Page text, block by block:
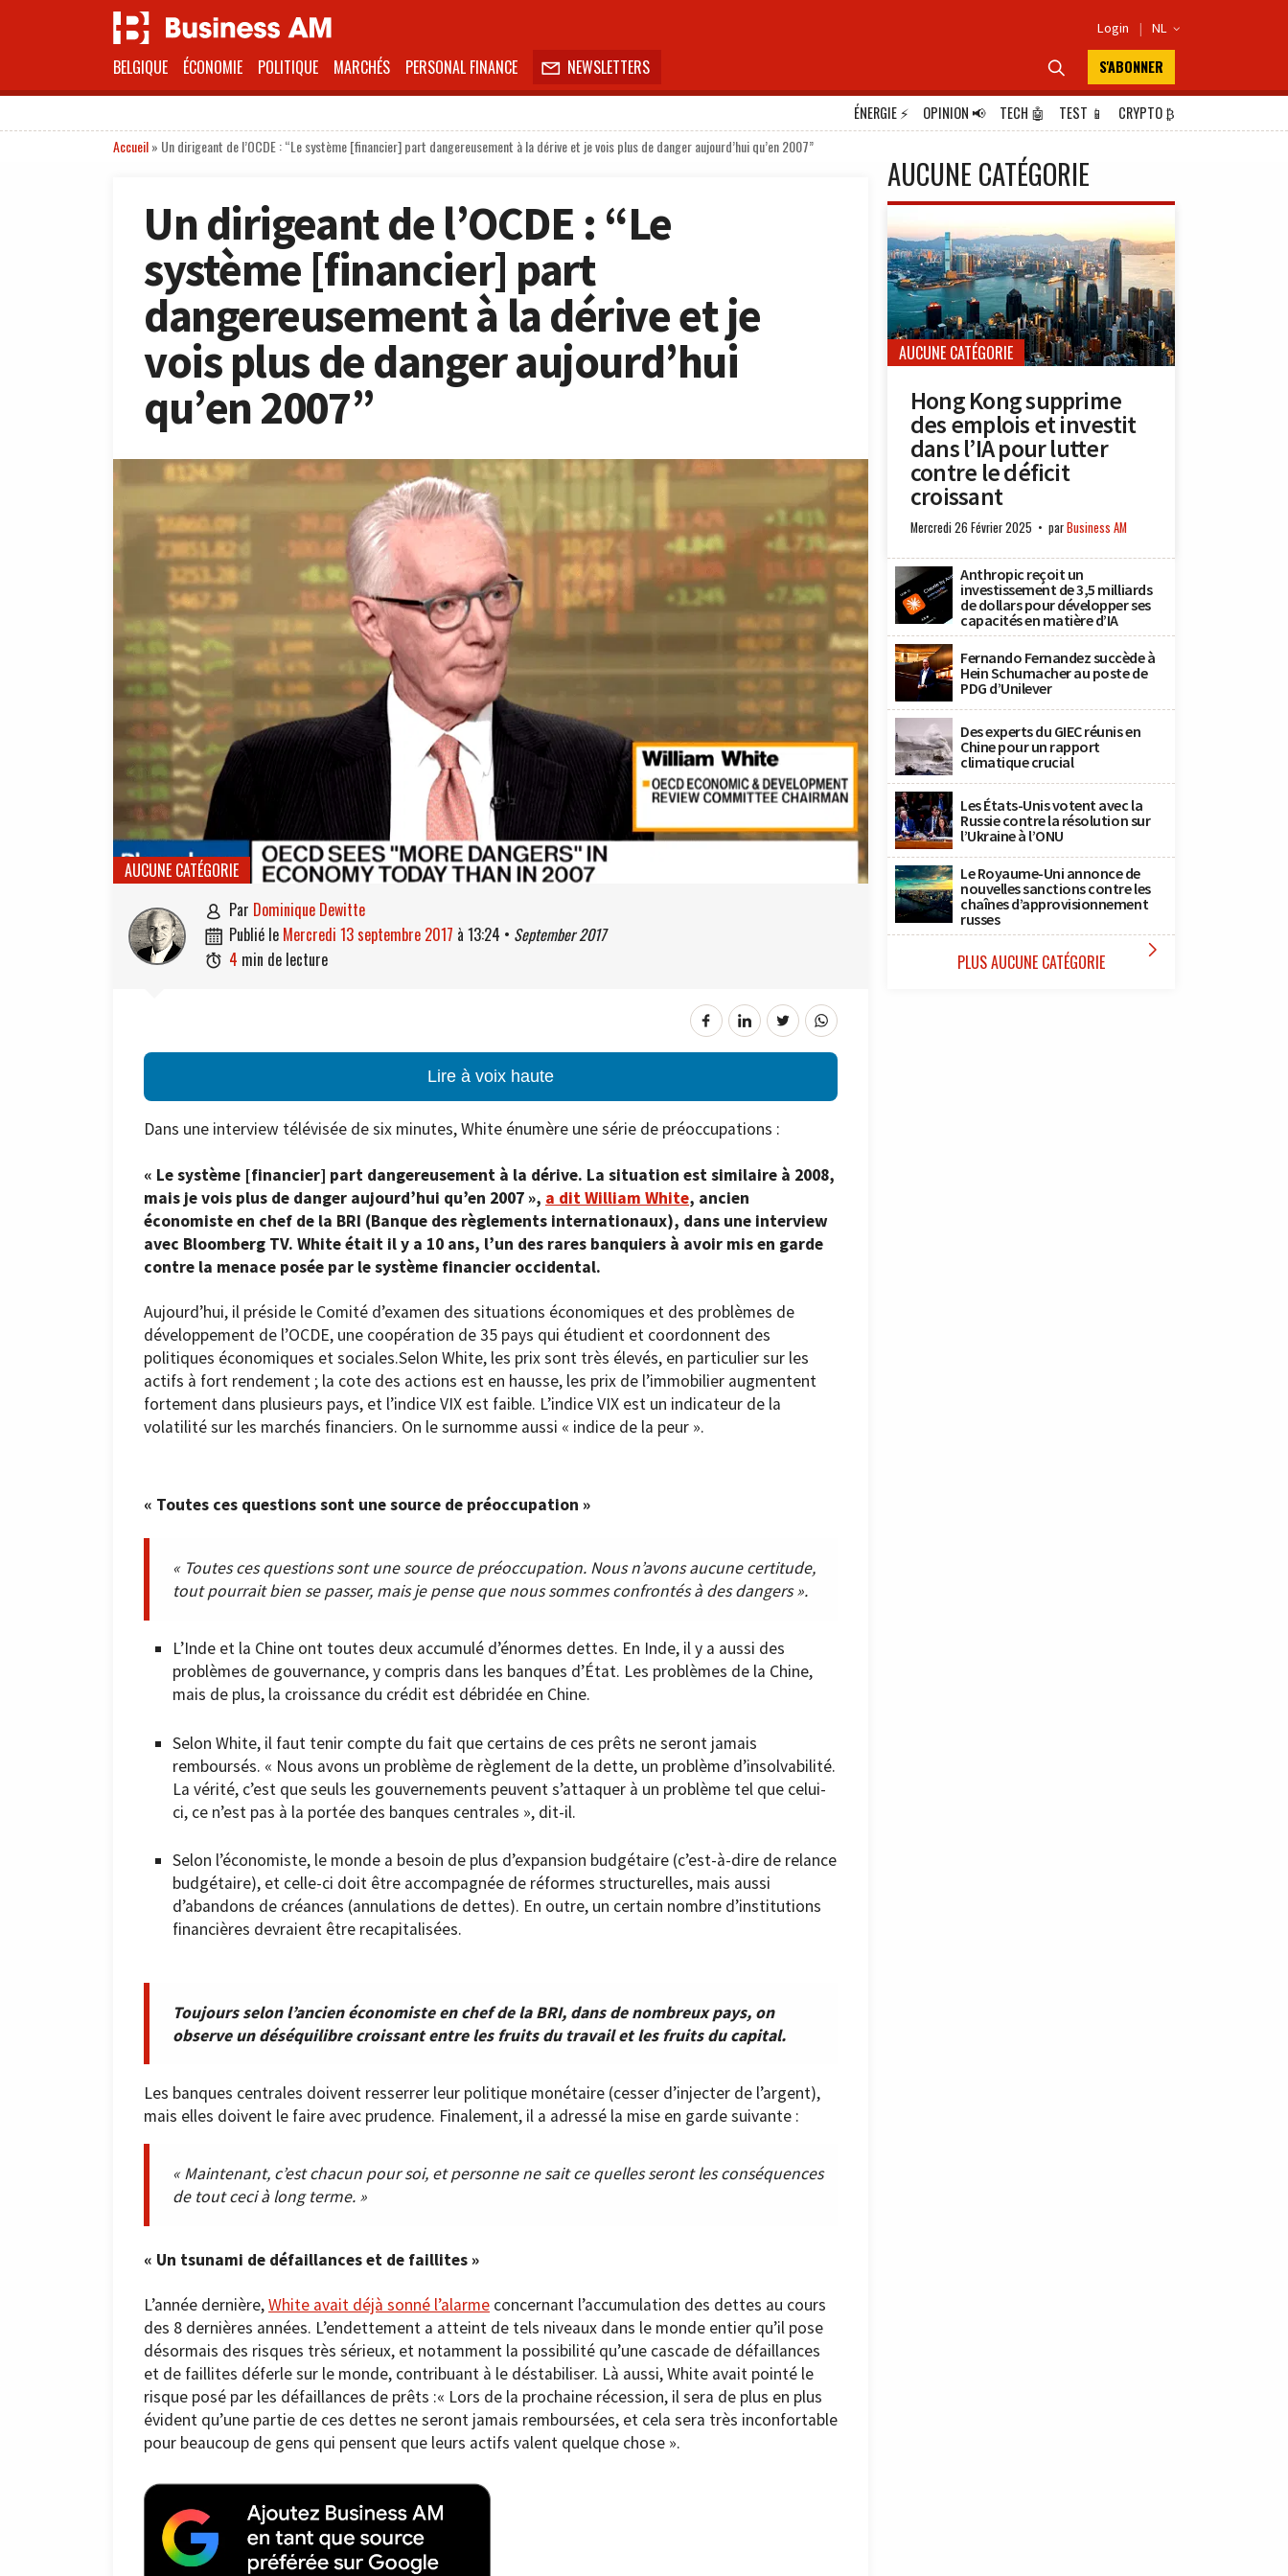
Login | NL 
BELGIQUE ÉCONOMIE POLITIQUE MARCHÉS PERSONAL FINANCE  NEWSLETTERS  S'ABONNER
ÉNERGIE⚡ OPINION📢 TECH 🤖 TEST 📱 CRYPTO₿
Accueil» Un dirigeant de l’OCDE : “Le système [financier] part dangereusement à la dérive et je vois plus de danger aujourd’hui qu’en 2007”
Un dirigeant de l’OCDE : “Le
système [financier] part
dangereusement à la dérive et je
vois plus de danger aujourd’hui
qu’en 2007”
AUCUNE CATÉGORIE
 par Dominique Dewitte
 publié le mercredi 13 septembre 2017 à 13:24 • September 2017
 4 min de lecture
Lire à voix haute
Dans une interview télévisée de six minutes, White énumère une série de préoccupations :
« Le système [financier] part dangereusement à la dérive. La situation est similaire à 2008,
mais je vois plus de danger aujourd’hui qu’en 2007 », a dit William White, ancien
économiste en chef de la BRI (Banque des règlements internationaux), dans une interview
avec Bloomberg TV. White était il y a 10 ans, l’un des rares banquiers à avoir mis en garde
contre la menace posée par le système financier occidental.
Aujourd’hui, il préside le Comité d’examen des situations économiques et des problèmes de
développement de l’OCDE, une coopération de 35 pays qui étudient et coordonnent des
politiques économiques et sociales.Selon White, les prix sont très élevés, en particulier sur les
actifs à fort rendement ; la cote des actions est en hausse, les prix de l’immobilier augmentent
fortement dans plusieurs pays, et l’indice VIX est faible. L’indice VIX est un indicateur de la
volatilité sur les marchés financiers. On le surnomme aussi « indice de la peur ».
« Toutes ces questions sont une source de préoccupation »
« Toutes ces questions sont une source de préoccupation. Nous n’avons aucune certitude,
tout pourrait bien se passer, mais je pense que nous sommes confrontés à des dangers ».
L’Inde et la Chine ont toutes deux accumulé d’énormes dettes. En Inde, il y a aussi des
problèmes de gouvernance, y compris dans les banques d’État. Les problèmes de la Chine,
mais de plus, la croissance du crédit est débridée en Chine.
Selon White, il faut tenir compte du fait que certains de ces prêts ne seront jamais
remboursés. « Nous avons un problème de règlement de la dette, un problème d’insolvabilité.
La vérité, c’est que seuls les gouvernements peuvent s’attaquer à un problème tel que celui-
ci, ce n’est pas à la portée des banques centrales », dit-il.
Selon l’économiste, le monde a besoin de plus d’expansion budgétaire (c’est-à-dire de relance
budgétaire), et celle-ci doit être accompagnée de réformes structurelles, mais aussi
d’abandons de créances (annulations de dettes). En outre, un certain nombre d’institutions
financières devraient être recapitalisées.
Toujours selon l’ancien économiste en chef de la BRI, dans de nombreux pays, on
observe un déséquilibre croissant entre les fruits du travail et les fruits du capital.
Les banques centrales doivent resserrer leur politique monétaire (cesser d’injecter de l’argent),
mais elles doivent le faire avec prudence. Finalement, il a adressé la mise en garde suivante :
« Maintenant, c’est chacun pour soi, et personne ne sait ce quelles seront les conséquences
de tout ceci à long terme. »
« Un tsunami de défaillances et de faillites »
L’année dernière,White avait déjà sonné l’alarme concernant l’accumulation des dettes au cours
des 8 dernières années. L’endettement a atteint de tels niveaux dans le monde entier qu’il pose
désormais des risques très sérieux, et notamment la possibilité qu’une cascade de défaillances
et de faillites déferle sur le monde, contribuant à le déstabiliser. Là aussi, White avait pointé le
risque posé par les défaillances de prêts :« Lors de la prochaine récession, il sera de plus en plus
évident qu’une partie de ces dettes ne seront jamais remboursées, et cela sera très inconfortable
pour beaucoup de gens qui pensent que leurs actifs valent quelque chose ».
AUCUNE CATÉGORIE
AUCUNE CATÉGORIE
Hong Kong supprime
des emplois et investit
dans l’IA pour lutter
contre le déficit
croissant
Mercredi 26 Février 2025 parBusiness AM
Anthropic reçoit un
investissement de 3,5 milliards
de dollars pour développer ses
capacités en matière d’IA
Fernando Fernandez succède à
Hein Schumacher au poste de
PDG d’Unilever
Des experts du GIEC réunis en
Chine pour un rapport
climatique crucial
Les États-Unis votent avec la
Russie contre la résolution sur
l’Ukraine à l’ONU
Le Royaume-Uni annonce de
nouvelles sanctions contre les
chaînes d’approvisionnement
russes
PLUS AUCUNE CATÉGORIE 